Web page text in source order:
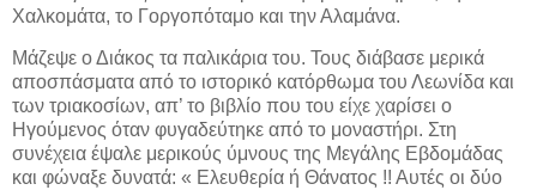
Χαλκομάτα, το Γοργοπόταμο και την Αλαμάνα.
Μάζεψε ο Διάκος τα παλικάρια του. Τους διάβασε μερικά
αποσπάσματα από το ιστορικό κατόρθωμα του Λεωνίδα και
των τριακοσίων, απ’ το βιβλίο που του είχε χαρίσει ο
Ηγούμενος όταν φυγαδεύτηκε από το μοναστήρι. Στη
συνέχεια έψαλε μερικούς ύμνους της Μεγάλης Εβδομάδας
και φώναξε δυνατά: « Ελευθερία ή Θάνατος !! Αυτές οι δύο